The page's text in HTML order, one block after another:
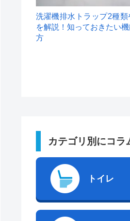
洗濯機排水トラップ2種類
を解説！知っておきたい
方
カテゴリ別にコラ
トイレ